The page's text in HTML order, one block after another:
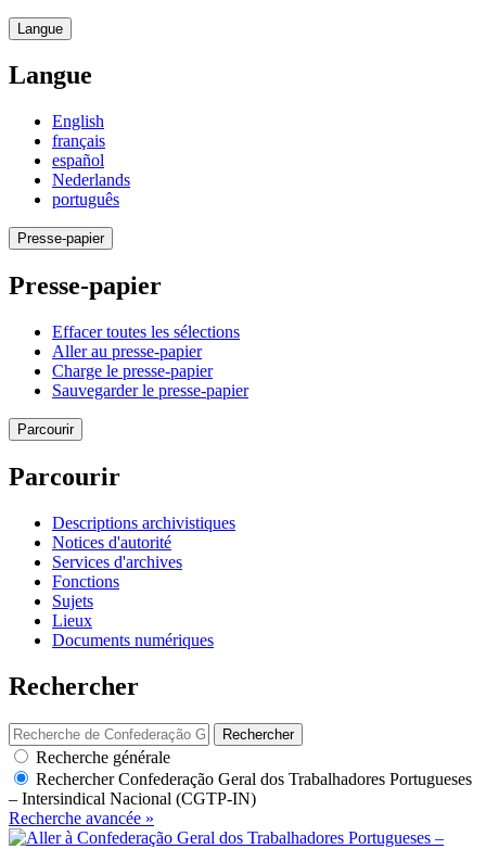
Langue
Langue
English
français
español
Nederlands
português
Presse-papier
Presse-papier
Effacer toutes les sélections
Aller au presse-papier
Charge le presse-papier
Sauvegarder le presse-papier
Parcourir
Parcourir
Descriptions archivistiques
Notices d'autorité
Services d'archives
Fonctions
Sujets
Lieux
Documents numériques
Rechercher
Rechercher
Recherche générale
RechercherConfederação Geral dos Trabalhadores Portugueses
– Intersindical Nacional (CGTP-IN)
Recherche avancée »